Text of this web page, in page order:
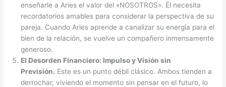
enseñarle a Aries el valor del «NOSOTROS». Él necesita
recordatorios amables para considerar la perspectiva de su
pareja. Cuando Aries aprende a canalizar su energía para el
bien de la relación, se vuelve un compañero inmensamente
generoso.
El Desorden Financiero: Impulso y Visión sin
Previsión. Este es un punto débil clásico. Ambos tienden a
derrochar, viviendo el momento sin pensar en el futuro, lo